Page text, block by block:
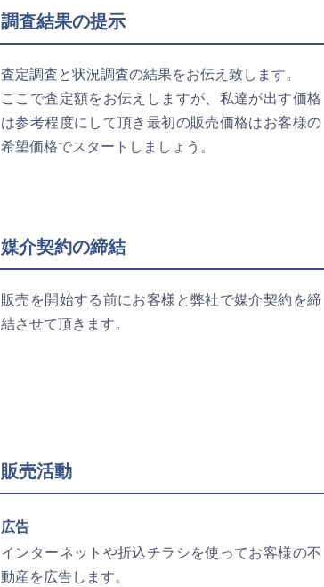
調査結果の提示
査定調査と状況調査の結果をお伝え致します。
ここで査定額をお伝えしますが、私達が出す価格
は参考程度にして頂き最初の販売価格はお客様の
希望価格でスタートしましょう。
媒介契約の締結
販売を開始する前にお客様と弊社で媒介契約を締
結させて頂きます。
販売活動
広告
インターネットや折込チラシを使ってお客様の不
動産を広告します。